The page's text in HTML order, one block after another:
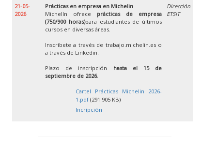
21-05-
2026
Prácticas en empresa en Michelin
Michelín ofrece prácticas de empresa
(750/900 horas)para estudiantes de últimos
cursos en diversas áreas.
Inscríbete a través de trabajo.michelin.es o
a través de Linkedin.
Plazo de inscripción hasta el 15 de
septiembre de 2026.
Cartel Prácticas Michelin 2026-
1.pdf (291.905 KB)
Incripción
Dirección
ETSIT